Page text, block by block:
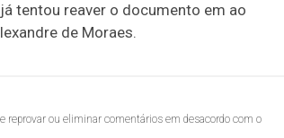
tentou reaver o documento em ao
de Moraes.
reprovar ou eliminar comentários em desacordo com o